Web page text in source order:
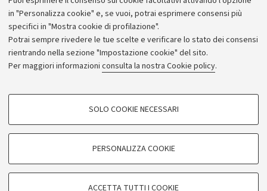
in "Personalizza cookie" e, se vuoi, potrai esprimere consensi più
specifici in "Mostra cookie di profilazione".
Potrai sempre rivedere le tue scelte e verificare lo stato dei consensi
rientrando nella sezione "Impostazione cookie" del sito.
Per maggiori informazioni consulta la nostra Cookie policy.
COOKIE DI PROFILAZIONE - FACOLTATIVI
COOKIE TECNICI - NECESSARI
SOLO COOKIE NECESSARI
PERSONALIZZA COOKIE
ACCETTA TUTTI I COOKIE
Comunicati stampa
Redazione
Rassegna stampa
© Copyright 2026 - ALMA MATER STUDIORUM - Università di
Bologna - Via Zamboni, 33 - 40126 Bologna - PI: 01131710376 -
CF: 80007010376